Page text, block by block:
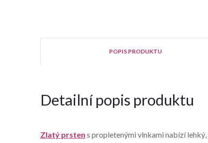
POPIS PRODUKTU
Detailní popis produktu
Zlatý prsten s propletenými vlnkami nabízí